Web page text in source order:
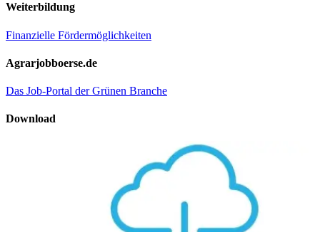
Weiterbildung
Finanzielle Fördermöglichkeiten
Agrarjobboerse.de
Das Job-Portal der Grünen Branche
Download